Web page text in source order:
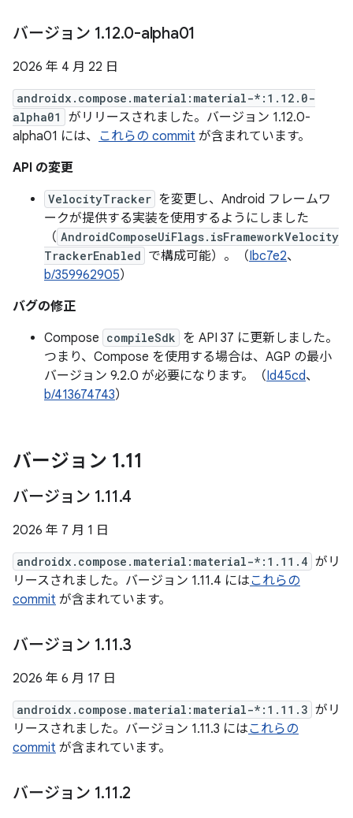
バージョン 1.12.0-alpha01
2026 年 4 月 22 日
androidx.compose.material:material-*:1.12.0-
alpha01
がリリースされました。バージョン 1.12.0-
alpha01 には、 これらの commit が含まれています。
API の変更
VelocityTracker を変更し、Android フレームワ
ークが提供する実装を使用するようにしました
（ AndroidComposeUiFlags.isFrameworkVelocity
TrackerEnabled で構成可能）。（Ibc7e2、
b/359962905）
バグの修正
Compose compileSdk を API 37 に更新しました。
つまり、Compose を使用する場合は、AGP の最小
バージョン 9.2.0 が必要になります。（Id45cd、
b/413674743）
バージョン 1.11
バージョン 1.11.4
2026 年 7 月 1 日
androidx.compose.material:material-*:1.11.4 がリ
リースされました。バージョン 1.11.4 にはこれらの
commit が含まれています。
バージョン 1.11.3
2026 年 6 月 17 日
androidx.compose.material:material-*:1.11.3 がリ
リースされました。バージョン 1.11.3 にはこれらの
commit が含まれています。
バージョン 1.11.2